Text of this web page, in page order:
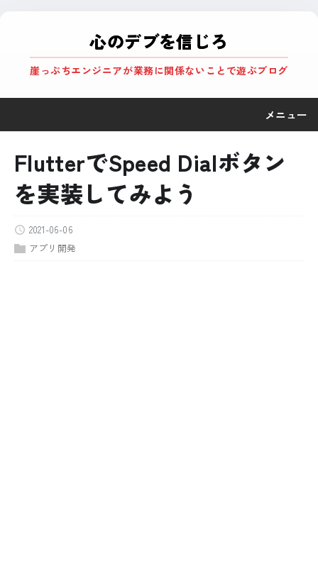
心のデブを信じろ
崖っぷちエンジニアが業務に関係ないことで遊ぶブログ
メニュー
FlutterでSpeed Dialボタン
を実装してみよう
2021-06-06
アプリ開発